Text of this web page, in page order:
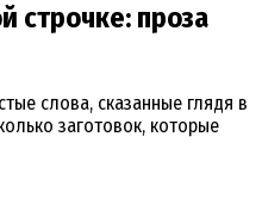
строчке: проза
слова, сказанные глядя в
заготовок, которые